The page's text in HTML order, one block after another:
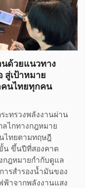
นด้วยแนวทาง
สู่เป้าหมาย
คนไทยทุกคน
ะทรวงพลังงานผ่าน
ลไกทางกฎหมาย
ไทยตามทฤษฎี
น ขึ้นปีที่สองคาด
กฎหมายกำกับดูแล
ารสํารองน้ำมันของ
ฟ้าจากพลังงานแสง